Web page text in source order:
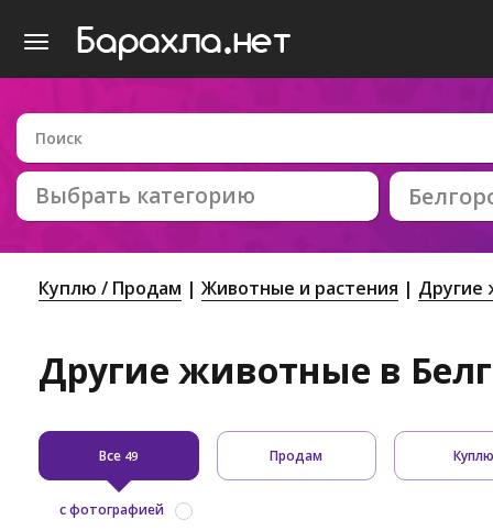
Выбрать категорию
Куплю / Продам Животные и растения Другие
Другие животные в
Все 49 Продам
с фотографией